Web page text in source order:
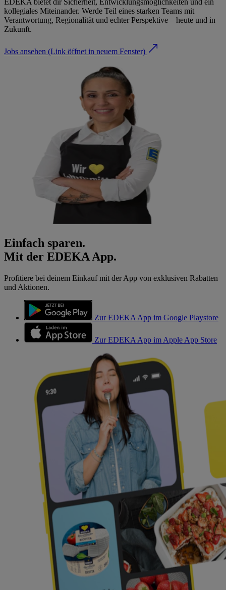
EDEKA bietet dir Sicherheit, Entwicklungsmöglichkeiten und ein
kollegiales Miteinander. Werde Teil eines starken Teams mit
Verantwortung, Regionalität und echter Perspektive – heute und in
Zukunft.
Jobs ansehen (Link öffnet in neuem Fenster)
Einfach sparen.
Mit der EDEKA App.
Profitiere bei deinem Einkauf mit der App von exklusiven Rabatten
und Aktionen.
Zur EDEKA App im Google Playstore
Zur EDEKA App im Apple App Store